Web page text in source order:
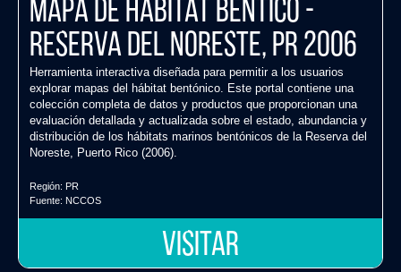
Mapa de Hábitat Béntico -
Reserva del Noreste, PR 2006
Herramienta interactiva diseñada para permitir a los usuarios
explorar mapas del hábitat bentónico. Este portal contiene una
colección completa de datos y productos que proporcionan una
evaluación detallada y actualizada sobre el estado, abundancia y
distribución de los hábitats marinos bentónicos de la Reserva del
Noreste, Puerto Rico (2006).
Región: PR
Fuente: NCCOS
VISITAR